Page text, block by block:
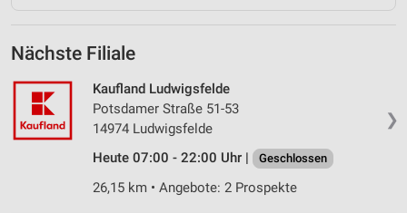
Nächste Filiale
❯
Kaufland Ludwigsfelde
Potsdamer Straße 51-53
14974 Ludwigsfelde
Heute 07:00 - 22:00 Uhr |
Geschlossen
26,15 km • Angebote: 2 Prospekte